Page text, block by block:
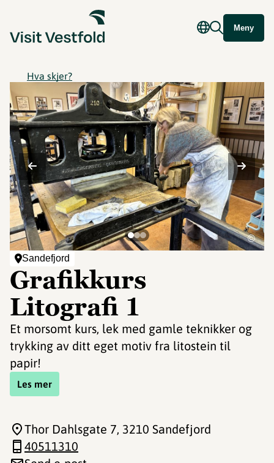
Meny
Hva skjer?
Sandefjord
Grafikkurs
Litografi 1
Et morsomt kurs, lek med gamle teknikker og
trykking av ditt eget motiv fra litostein til
papir!
Les mer
©
Thor Dahlsgate 7, 3210 Sandefjord
40511310